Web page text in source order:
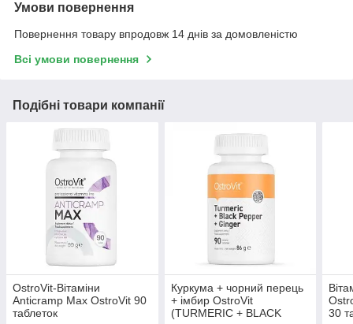
Умови повернення
Повернення товару впродовж 14 днів за домовленістю
Всі умови повернення
Подібні товари компанії
OstroVit-Вітаміни
Anticramp Max OstroVit 90
таблеток
Куркума + чорний перець
+ імбир OstroVit
(TURMERIC + BLACK
30